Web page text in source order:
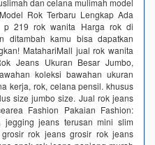
dan celana mulimah model
Rok Terbaru Lengkap Ada
p 219 rok wanita Harga rok di
ditambah kamu bisa dapatkan
MatahariMall jual rok wanita
Jeans Ukuran Besar Jumbo,
koleksi bawahan ukuran
kerja, rok, celana pensil. khusus
size jumbo size. Jual rok jeans
Fashion Pakaian Fashion:
jegging jeans terusan mini slim
rok jeans grosir rok jeans